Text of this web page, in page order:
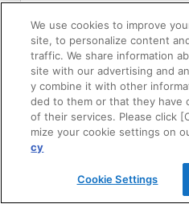
WEB見積・各種シミュレーショ
交換用部品の購入
修理・点検
お問い合わせ
We use cookies to improve
site, to personalize content
traffic. We share information
site with our advertising and
y combine it with other
ded to them or that they have
of their services. Please click
mize your cookie settings on
cy
Cookie Settings